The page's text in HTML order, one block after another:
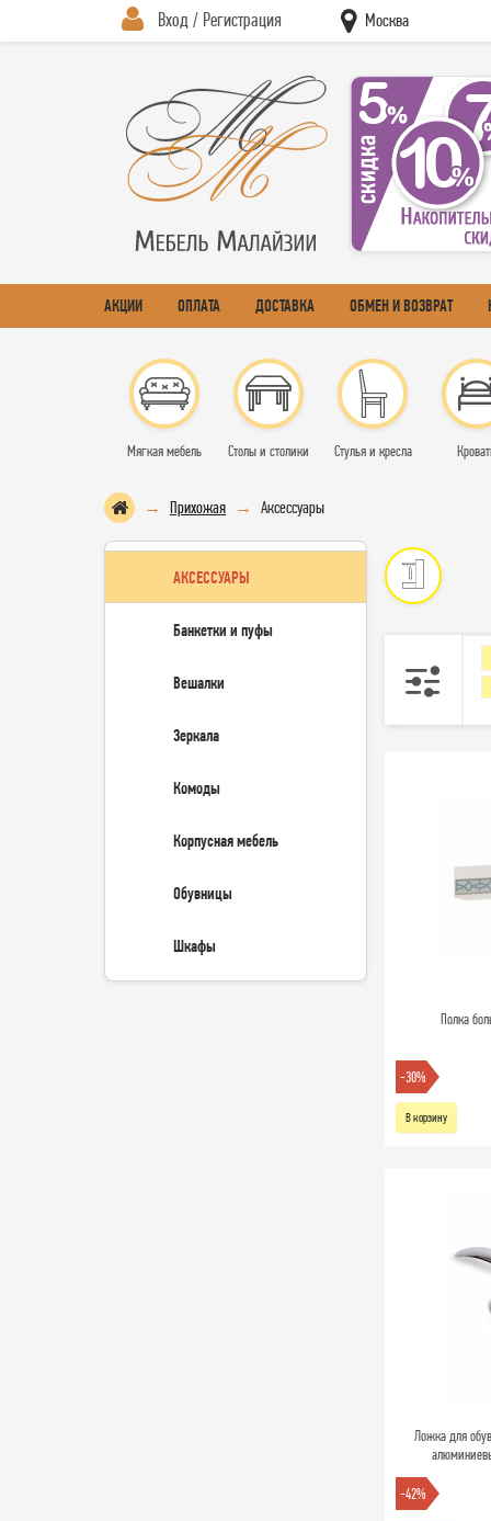
Вход / Регистрация Москва
АКЦИИ ОПЛАТА ДОСТАВКА ОБМЕН И ВОЗВРАТ
Мягкая мебель Столы и столики Стулья и кресла
Прихожая Аксессуары
АКСЕССУАРЫ
Банкетки и пуфы
Вешалки
Зеркала
Комоды
Корпусная мебель
Обувницы
Шкафы
Полка
-30%
В корзину
Ложка для
-42%